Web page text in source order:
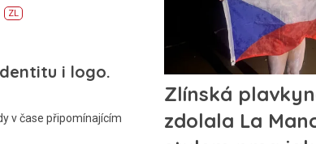
ZL
i logo.
v čase připomínajícím